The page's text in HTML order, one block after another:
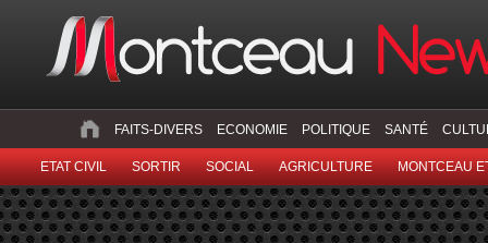
FAITS-DIVERS ECONOMIE POLITIQUE SANTÉ
ETAT CIVIL SORTIR SOCIAL AGRICULTURE MONTCEAU